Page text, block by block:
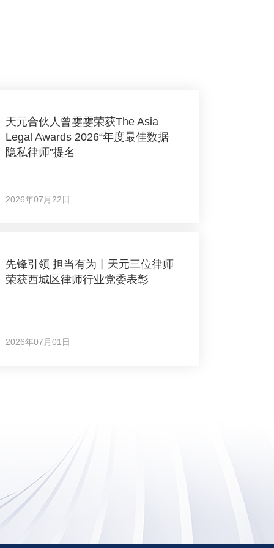
天元合伙人曾雯雯荣获The Asia
Legal Awards 2026“年度最佳数据
隐私律师”提名
2026年07月22日
先锋引领 担当有为丨天元三位律师
荣获西城区律师行业党委表彰
2026年07月01日